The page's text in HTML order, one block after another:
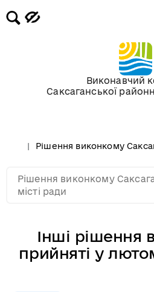
Виконавчий
Саксаганської
Рішення виконкому
Інші рішення
прийняті у
Рішення виконкому
місті ради
Засідання за 2015
Засідання за 2014
Засідання за 2013
Засідання за 2011
Засідання за 2010